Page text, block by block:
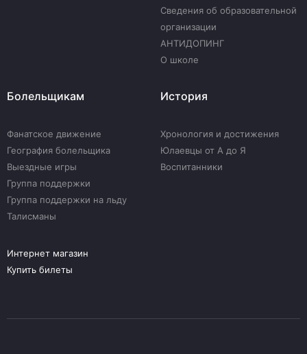
Сведения об образовательной
организации
АНТИДОПИНГ
О школе
Болельщикам
Фанатское движение
География болельщика
Выездные игры
Группа поддержки
Группа поддержки на льду
Талисманы
История
Хронология и достижения
Юлаевцы от А до Я
Воспитанники
Интернет магазин
Купить билеты